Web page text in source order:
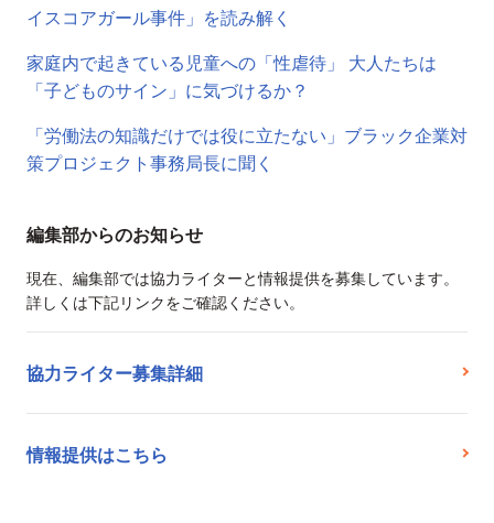
イスコアガール事件」を読み解く
家庭内で起きている児童への「性虐待」 大人たちは
「子どものサイン」に気づけるか？
「労働法の知識だけでは役に立たない」ブラック企業対
策プロジェクト事務局長に聞く
編集部からのお知らせ
現在、編集部では協力ライターと情報提供を募集しています。
詳しくは下記リンクをご確認ください。
協力ライター募集詳細
情報提供はこちら